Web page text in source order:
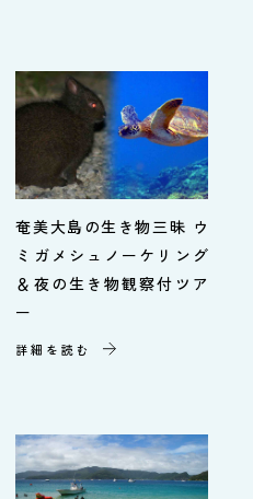
奄美大島の生き物三昧 ウ
ミガメシュノーケリング
＆夜の生き物観察付ツア
ー
詳細を読む